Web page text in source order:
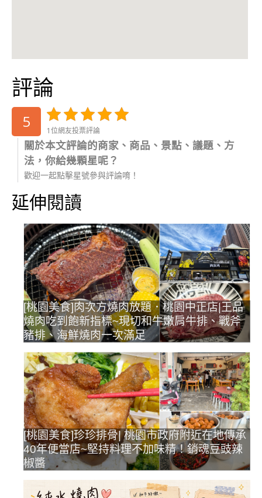
評論
5 1位網友投票評論
關於本文評論的商家、商品、景點、議題、方
法，你給幾顆星呢？
歡迎一起點擊星號參與評論唷！
延伸閱讀
[桃園美食]肉次方燒肉放題．桃園中正店|王品
燒肉吃到飽新指標~現切和牛嫩肩牛排、戰斧
豬排、海鮮燒肉一次滿足
[桃園美食]珍珍排骨| 桃園市政府附近在地傳承
40年便當店~堅持料理不加味精！銷魂豆豉辣
椒醬